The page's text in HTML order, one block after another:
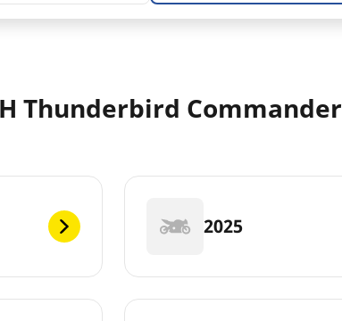
Thunderbird Commander
2025